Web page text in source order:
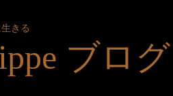
きる
ブログ